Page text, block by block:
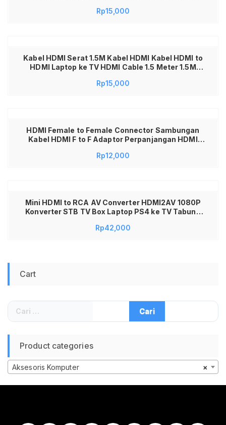
Portable dengan Volume Mute untuk PC Komputer
Rp15,000
Kabel HDMI Serat 1.5M Kabel HDMI Kabel HDMI to
HDMI Laptop ke TV HDMI Cable 1.5 Meter 1.5M
HDMI Laptop ke Proyektor TV Support Full HD 4K
Rp15,000
HDMI Female to Female Connector Sambungan
Kabel HDMI F to F Adaptor Perpanjangan HDMI
Proyektor Full HD 1080P 4K Plug and Play Koneksi
Rp12,000
Mini HDMI to RCA AV Converter HDMI2AV 1080P
Konverter STB TV Box Laptop PS4 ke TV Tabung
Analog Composite RCA Adapter Gambar Jernih
Rp42,000
Cart
Cari
untuk:
Product categories
×
Aksesoris Komputer